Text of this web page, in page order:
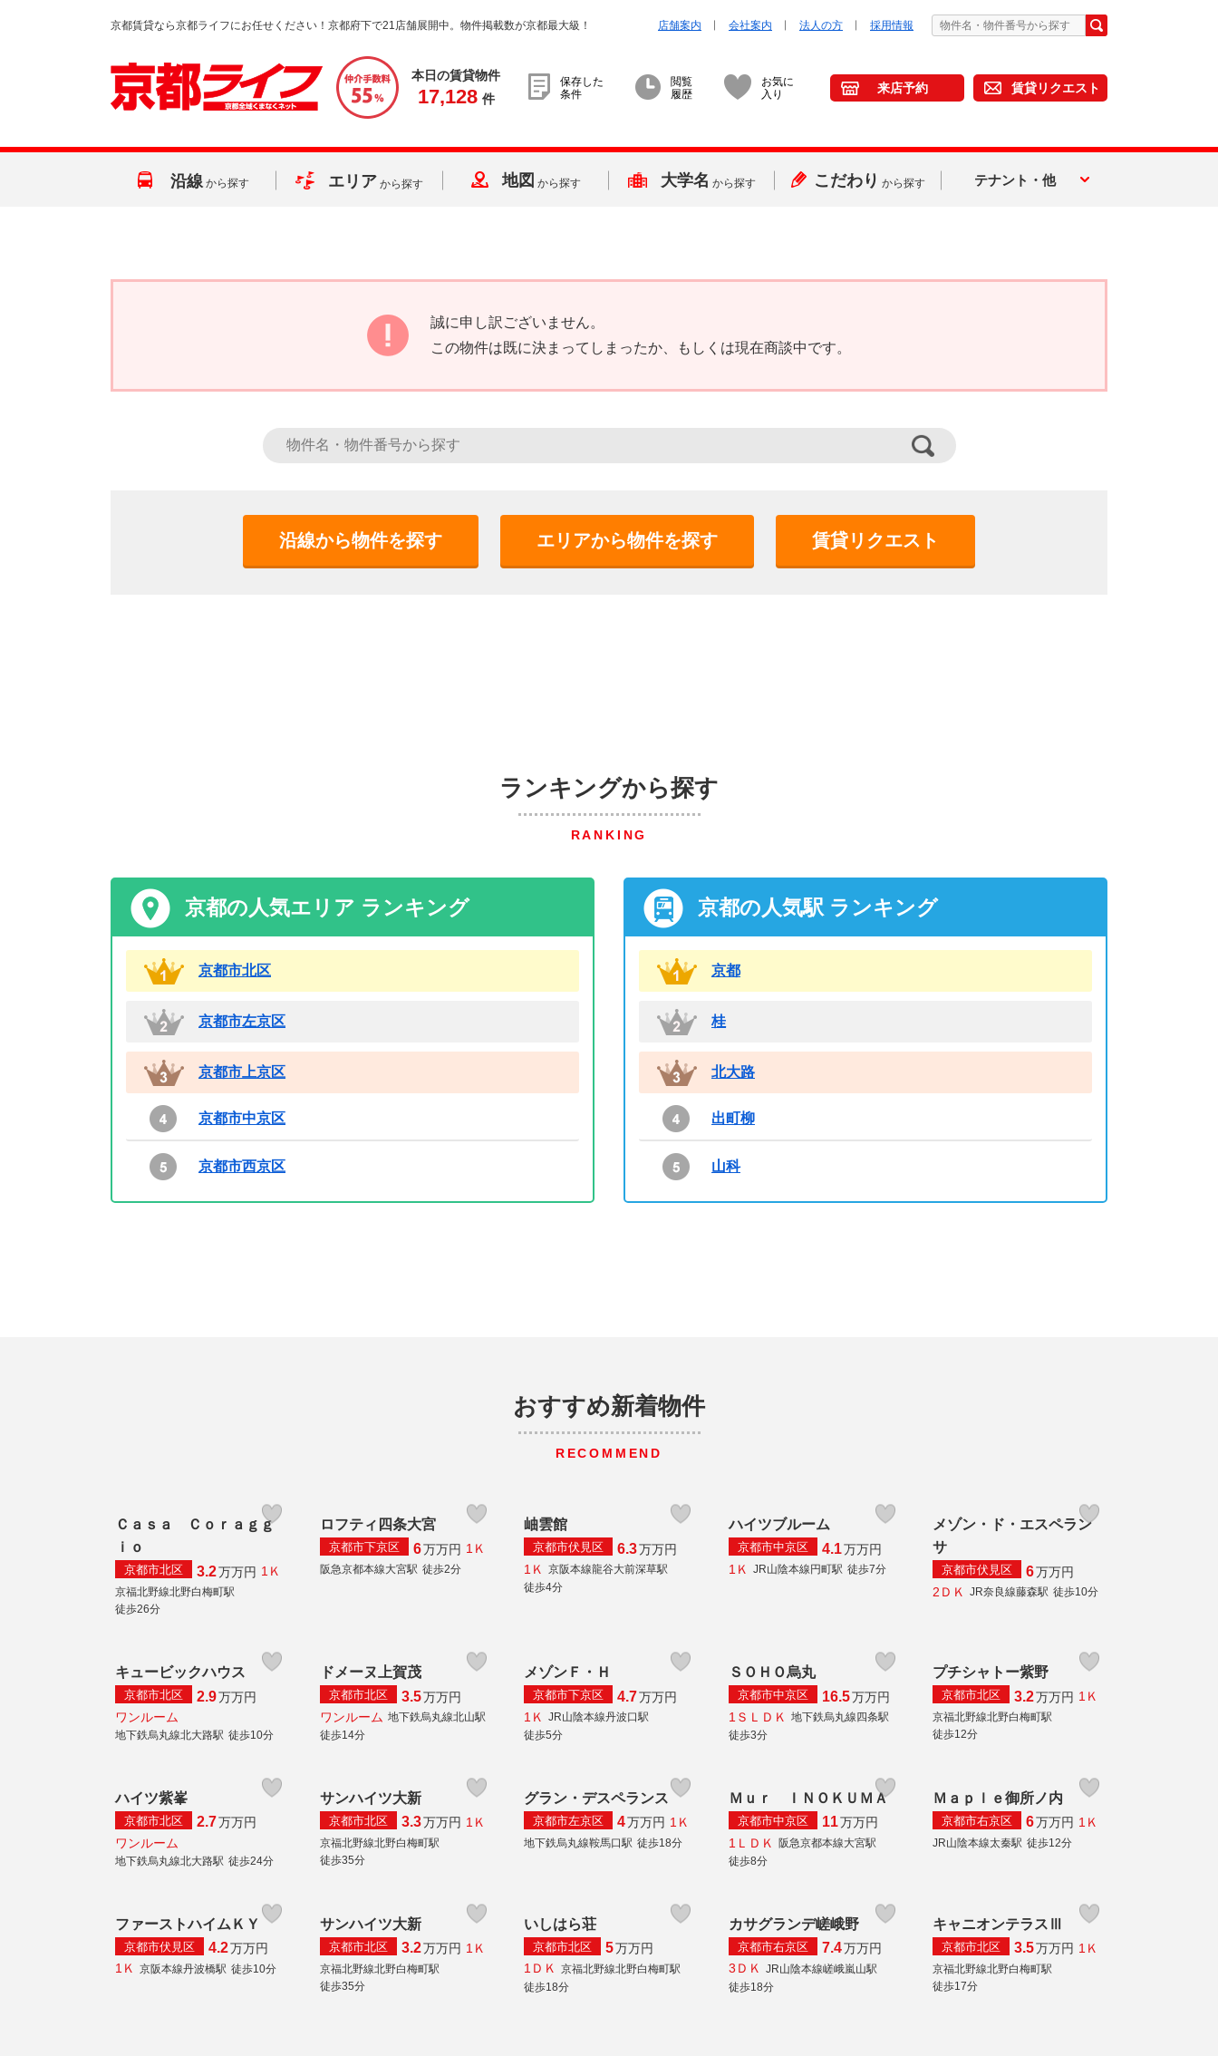
京都賃貸なら京都ライフにお任せください！京都府下で21店舗展開中。物件掲載数が京都最大級！ 店舗案内 会社案内 法人の方 採用情報
本日の賃貸物件
17,128 件
保存した
条件
閲覧
履歴
お気に
入り
来店予約 賃貸リクエスト
沿線 から探す エリア から探す 地図 から探す 大学名 から探す こだわり から探す テナント・他
誠に申し訳ございません。
この物件は既に決まってしまったか、もしくは現在商談中です。
沿線から物件を探す エリアから物件を探す 賃貸リクエスト
ランキングから探す
RANKING
京都の人気エリア ランキング
京都市北区
京都市左京区
京都市上京区
京都市中京区
京都市西京区
京都の人気駅 ランキング
京都
桂
北大路
出町柳
山科
おすすめ新着物件
RECOMMEND
Ｃａｓａ Ｃｏｒａｇｇ
ｉｏ
京都市北区 3.2万万円 1Ｋ
京福北野線北野白梅町駅
徒歩26分
ロフティ四条大宮
京都市下京区 6万万円 1Ｋ
阪急京都本線大宮駅 徒歩2分
岫雲館
京都市伏見区 6.3万万円
1Ｋ
京阪本線龍谷大前深草駅
徒歩4分
ハイツブルーム
京都市中京区 4.1万万円
1Ｋ
JR山陰本線円町駅 徒歩7分
メゾン・ド・エスペラン
サ
京都市伏見区 6万万円
2ＤＫ
JR奈良線藤森駅 徒歩10分
キュービックハウス
京都市北区 2.9万万円
ワンルーム
地下鉄烏丸線北大路駅 徒歩10分
ドメーヌ上賀茂
京都市北区 3.5万万円
ワンルーム 地下鉄烏丸線北山駅
徒歩14分
メゾンＦ・Ｈ
京都市下京区 4.7万万円
1Ｋ
JR山陰本線丹波口駅
徒歩5分
ＳＯＨＯ烏丸
京都市中京区 16.5万万円
1ＳＬＤＫ
地下鉄烏丸線四条駅
徒歩3分
プチシャトー紫野
京都市北区 3.2万万円 1Ｋ
京福北野線北野白梅町駅
徒歩12分
ハイツ紫峯
京都市北区 2.7万万円
ワンルーム
地下鉄烏丸線北大路駅 徒歩24分
サンハイツ大新
京都市北区 3.3万万円 1Ｋ
京福北野線北野白梅町駅
徒歩35分
グラン・デスペランス
京都市左京区 4万万円 1Ｋ
地下鉄烏丸線鞍馬口駅 徒歩18分
Ｍｕｒ ＩＮＯＫＵＭＡ
京都市中京区 11万万円
1ＬＤＫ
阪急京都本線大宮駅
徒歩8分
Ｍａｐｌｅ御所ノ内
京都市右京区 6万万円 1Ｋ
JR山陰本線太秦駅 徒歩12分
ファーストハイムＫＹ
京都市伏見区 4.2万万円
1Ｋ 京阪本線丹波橋駅 徒歩10分
サンハイツ大新
京都市北区 3.2万万円 1Ｋ
京福北野線北野白梅町駅
徒歩35分
いしはら荘
京都市北区 5万万円
1ＤＫ 京福北野線北野白梅町駅
徒歩18分
カサグランデ嵯峨野
京都市右京区 7.4万万円
3ＤＫ JR山陰本線嵯峨嵐山駅
徒歩18分
キャニオンテラスⅢ
京都市北区 3.5万万円 1Ｋ
京福北野線北野白梅町駅
徒歩17分